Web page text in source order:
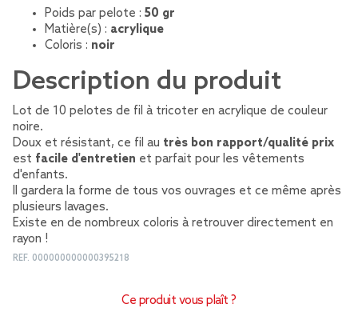
Poids par pelote : 50 gr
Matière(s) : acrylique
Coloris : noir
Description du produit
Lot de 10 pelotes de fil à tricoter en acrylique de couleur
noire.
Doux et résistant, ce fil au très bon rapport/qualité prix
est facile d'entretien et parfait pour les vêtements
d'enfants.
Il gardera la forme de tous vos ouvrages et ce même après
plusieurs lavages.
Existe en de nombreux coloris à retrouver directement en
rayon !
REF. 000000000000395218
Ce produit vous plaît ?